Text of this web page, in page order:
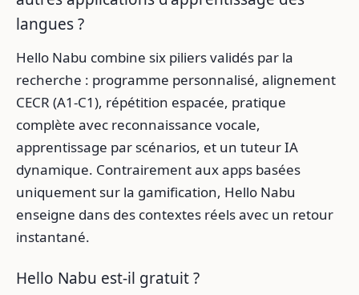
langues ?
Hello Nabu combine six piliers validés par la
recherche : programme personnalisé, alignement
CECR (A1-C1), répétition espacée, pratique
complète avec reconnaissance vocale,
apprentissage par scénarios, et un tuteur IA
dynamique. Contrairement aux apps basées
uniquement sur la gamification, Hello Nabu
enseigne dans des contextes réels avec un retour
instantané.
Hello Nabu est-il gratuit ?